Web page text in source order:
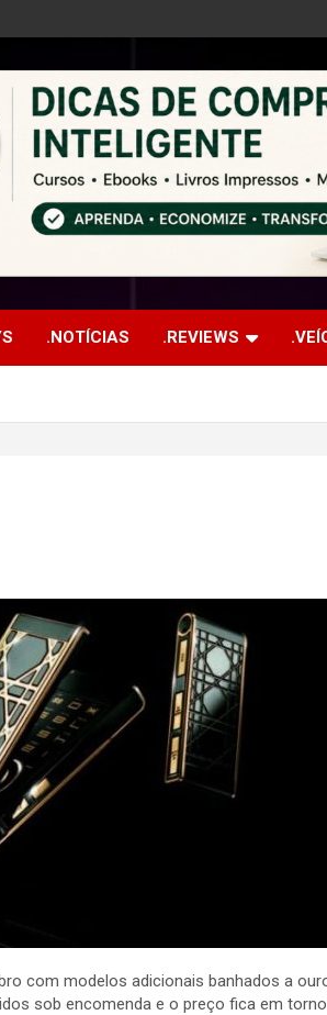
.NOTÍCIAS .REVIEWS
com modelos adicionais banhados a
sob encomenda e o preço fica em torno